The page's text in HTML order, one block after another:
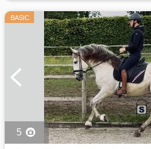
BASIC
5